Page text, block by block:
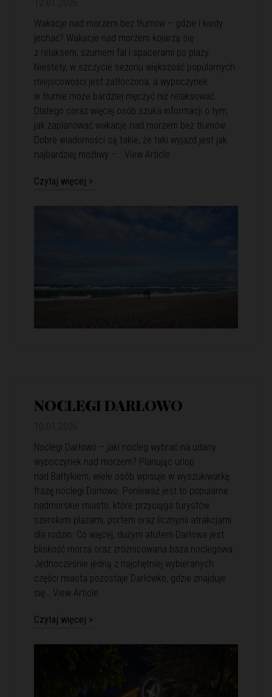
Wakacje nad morzem bez tłumów – gdzie i kiedy
jechać? Wakacje nad morzem kojarzą się
z relaksem, szumem fal i spacerami po plaży.
Niestety, w szczycie sezonu większość popularnych
miejscowości jest zatłoczona, a wypoczynek
w tłumie może bardziej męczyć niż relaksować.
Dlatego coraz więcej osób szuka informacji o tym,
jak zaplanować wakacje nad morzem bez tłumów.
Dobre wiadomości są takie, że taki wyjazd jest jak
najbardziej możliwy –… View Article
Czytaj więcej >
NOCLEGI DARŁOWO
Noclegi Darłowo – jaki nocleg wybrać na udany
wypoczynek nad morzem? Planując urlop
nad Bałtykiem, wiele osób wpisuje w wyszukiwarkę
frazę noclegi Darłowo. Ponieważ jest to popularne
nadmorskie miasto, które przyciąga turystów
szerokimi plażami, portem oraz licznymi atrakcjami
dla rodzin. Co więcej, dużym atutem Darłowa jest
bliskość morza oraz zróżnicowana baza noclegowa.
Jednocześnie jedną z najchętniej wybieranych
części miasta pozostaje Darłówko, gdzie znajduje
się… View Article
Czytaj więcej >